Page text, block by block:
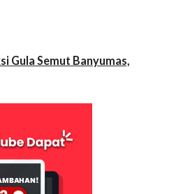
Gula Semut Banyumas,